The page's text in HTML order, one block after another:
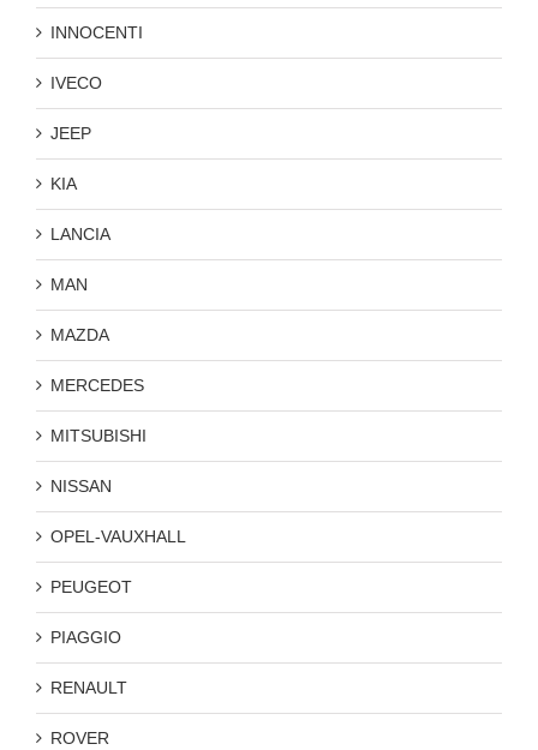
INNOCENTI
IVECO
JEEP
KIA
LANCIA
MAN
MAZDA
MERCEDES
MITSUBISHI
NISSAN
OPEL-VAUXHALL
PEUGEOT
PIAGGIO
RENAULT
ROVER